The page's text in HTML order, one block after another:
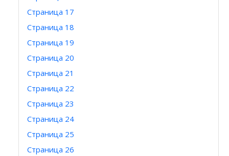
Страница 17
Страница 18
Страница 19
Страница 20
Страница 21
Страница 22
Страница 23
Страница 24
Страница 25
Страница 26